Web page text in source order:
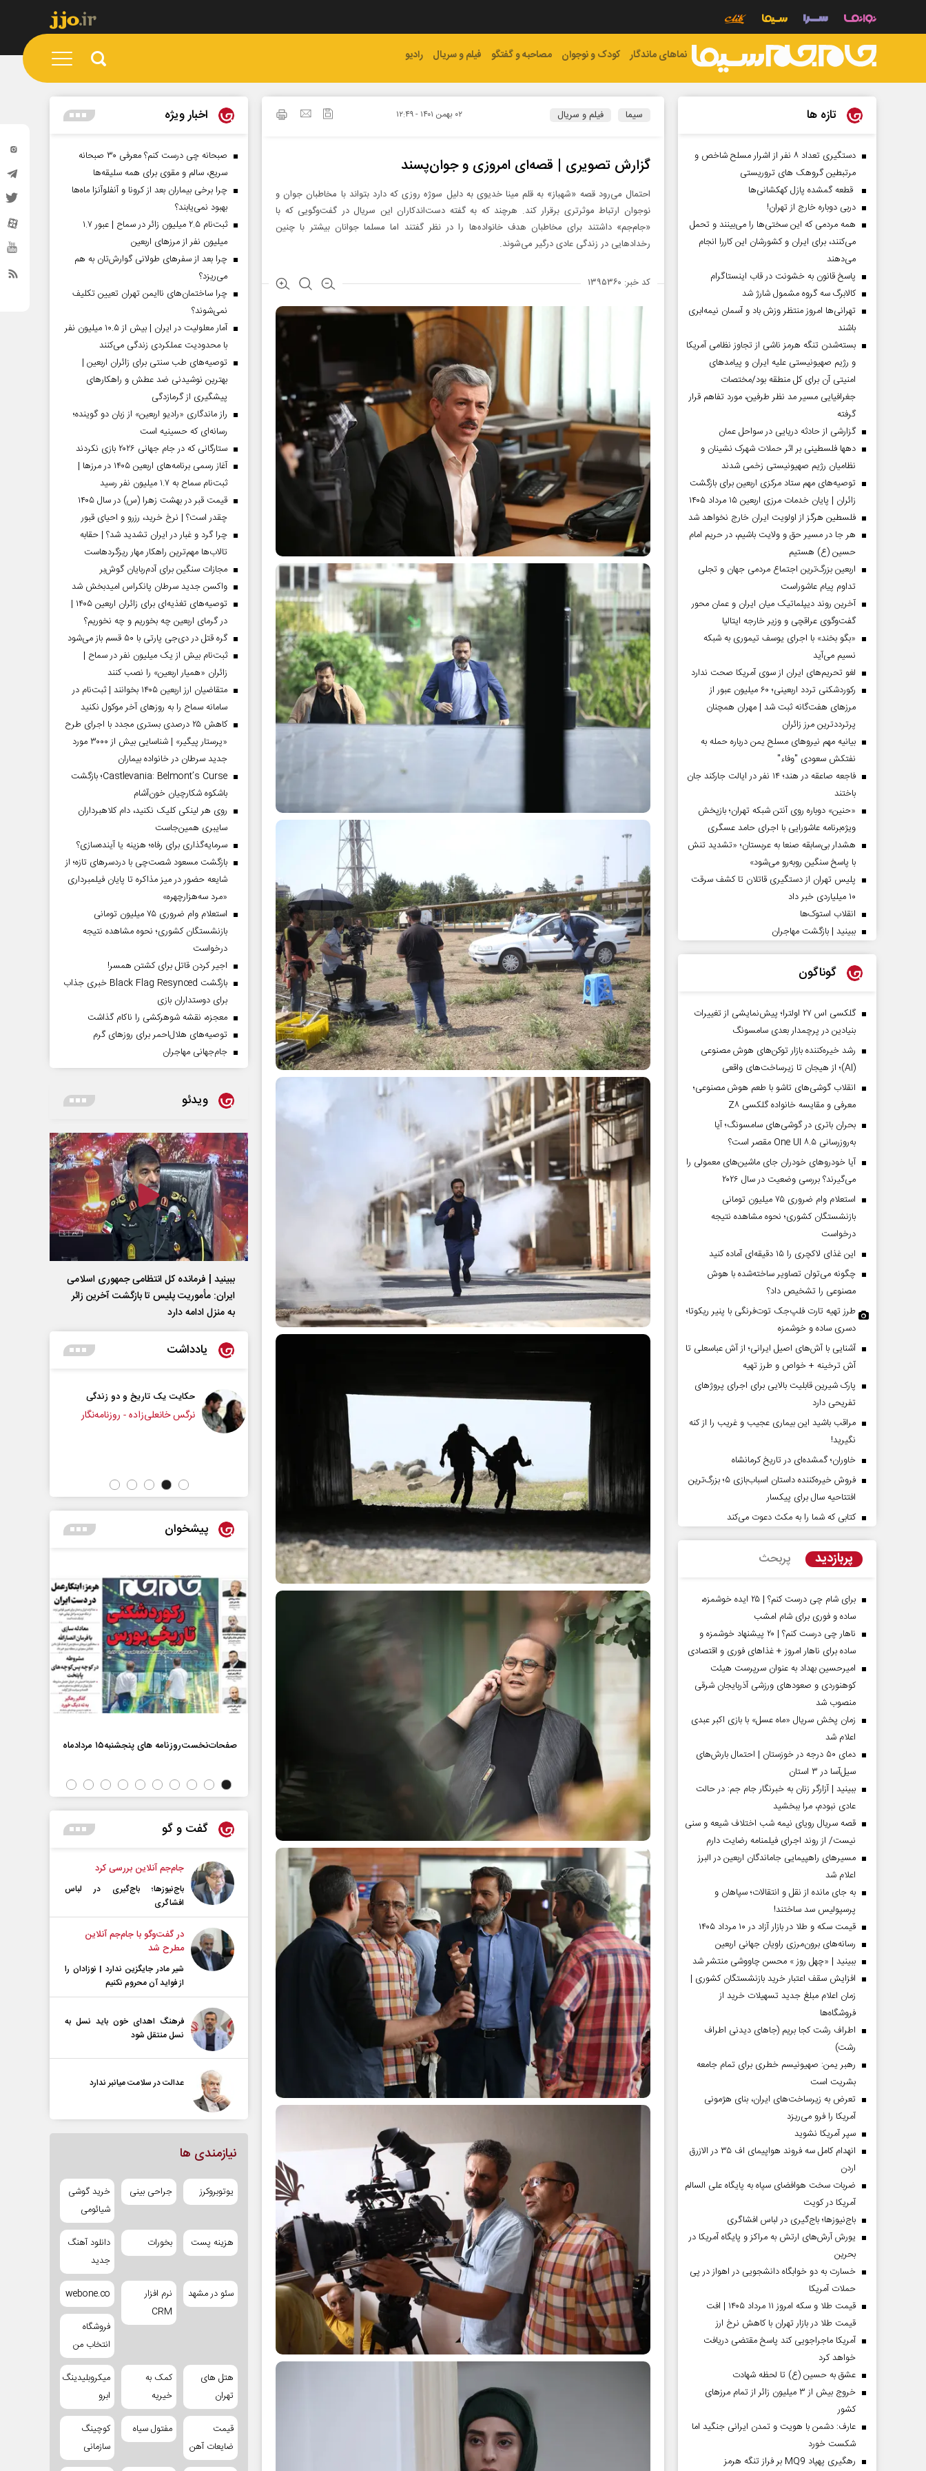
نماهای ماندگار کودک و نوجوان مصاحبه و گفتگو فیلم و سریال رادیو
سیما فیلم و سریال ۰۲ بهمن ۱۴۰۱ - ۱۲:۴۹
گزارش تصویری | قصه‌ای امروزی و جوان‌پسند
احتمال می‌رود قصه «شهباز» به قلم مینا خدیوی به دلیل سوژه روزی که دارد بتواند با مخاطبان جوان و
نوجوان ارتباط موثرتری برقرار کند. هرچند که به گفته دست‌اندکاران این سریال در گفت‌وگویی که با
«جام‌جم» داشتند برای مخاطبان هدف خانواده‌ها را در نظر گفتند اما مسلما جوانان بیشتر با چنین
رخدادهایی در زندگی عادی درگیر می‌شوند.
کد خبر: ۱۳۹۵۳۶۰
تازه ها
دستگیری تعداد ۸ نفر از اشرار مسلح شاخص و
مرتبطین گروهک های تروریستی
قطعه گمشده پازل کهکشانی‌ها
دربی دوباره خارج از تهران!
همه مردمی که این سختی‌ها را می‌بینند و تحمل
می‌کنند، برای ایران و کشورشان این کاررا انجام
می‌دهند
پاسخ قانون به خشونت در قاب اینستاگرام
کالابرگ سه گروه مشمول شارژ شد
تهرانی‌ها امروز منتظر وزش باد و آسمان نیمه‌ابری
باشند
بسته‌شدن تنگه هرمز ناشی از تجاوز نظامی آمریکا
و رژیم صهیونیستی علیه ایران و پیامد‌های
امنیتی آن برای کل منطقه بود/مختصات
جغرافیایی مسیر مد نظر طرفین، مورد تفاهم قرار
گرفته
گزارشی از حادثه دریایی در سواحل عمان
دهها فلسطینی بر اثر حملات شهرک نشینان و
نظامیان رژیم صهیونیستی زخمی شدند
توصیه‌های مهم ستاد مرکزی اربعین برای بازگشت
زائران | پایان خدمات مرزی اربعین ۱۵ مرداد ۱۴۰۵
فلسطین هرگز از اولویت ایران خارج نخواهد شد
هر جا در مسیر حق و ولایت باشیم، در حریم امام
حسین (ع) هستیم
اربعین بزرگ‌ترین اجتماع مردمی جهان و تجلی
تداوم پیام عاشوراست
آخرین روند دیپلماتیک میان ایران و عمان محور
گفت‌وگوی عراقچی و وزیر خارجه ایتالیا
«بگو بخند» با اجرای یوسف تیموری به شبکه
نسیم می‌آید
لغو تحریم‌های ایران از سوی آمریکا صحت ندارد
رکوردشکنی تردد اربعینی؛ ۶۰ میلیون عبور از
مرزهای هفت‌گانه ثبت شد | مهران همچنان
پرترددترین مرز زائران
بیانیه مهم نیروهای مسلح یمن درباره حمله به
نفتکش سعودی "وفاء"
فاجعه صاعقه در هند؛ ۱۴ نفر در ایالت جارکند جان
باختند
«حنین» دوباره روی آنتن شبکه تهران؛ بازپخش
ویژه‌برنامه عاشورایی با اجرای حامد عسگری
هشدار بی‌سابقه صنعا به عربستان؛ «تشدید تنش
با پاسخ سنگین روبه‌رو می‌شود»
پلیس تهران از دستگیری قاتلان تا کشف سرقت
۱۰ میلیاردی خبر داد
انقلاب استوک‌ها
ببینید | بازگشت مهاجران
گوناگون
گلکسی اس ۲۷ اولترا؛ پیش‌نمایشی از تغییرات
بنیادین در پرچمدار بعدی سامسونگ
رشد خیره‌کننده بازار توکن‌های هوش مصنوعی
(AI)؛ از هیجان تا زیرساخت‌های واقعی
انقلاب گوشی‌های تاشو‌ با طعم هوش مصنوعی؛
معرفی و مقایسه خانواده گلکسی Z۸
بحران باتری در گوشی‌های سامسونگ؛ آیا
به‌روزرسانی One UI ۸.۵ مقصر است؟
آیا خودروهای خودران جای ماشین‌های معمولی را
می‌گیرند؟ بررسی وضعیت در سال ۲۰۲۶
استعلام وام ضروری ۷۵ میلیون تومانی
بازنشستگان کشوری؛ نحوه مشاهده نتیجه
درخواست
این غذای لاکچری را ۱۵ دقیقه‌ای آماده کنید
چگونه می‌توان تصاویر ساخته‌شده با هوش
مصنوعی را تشخیص داد؟
طرز تهیه تارت فلپ‌جک توت‌فرنگی با پنیر ریکوتا؛
دسری ساده و خوشمزه
آشنایی با آش‌های اصیل ایرانی؛ از آش عباسعلی تا
آش ترخینه + خواص و طرز تهیه
پارک شیرین قابلیت‌ بالایی برای اجرای پروژهای
تفریحی دارد
مراقب باشید این بیماری عجیب و غریب را از کنه
نگیرید!
خاوران؛ گمشده‌ای در تاریخ کرمانشاه
فروش خیره‌کننده داستان اسباب‌بازی ۵؛ بزرگ‌ترین
افتتاحیه سال برای پیکسار
کتابی که شما را به مکث دعوت می‌کند
پربازدید پربحث
برای شام چی درست کنم؟ | ۲۵ ایده خوشمزه،
ساده و فوری برای شام امشب
ناهار چی درست کنم؟ | ۲۰ پیشنهاد خوشمزه و
ساده برای ناهار امروز + غذاهای فوری و اقتصادی
امیرحسین بهداد به عنوان سرپرست هیئت
کوهنوردی و صعودهای ورزشی آذربایجان شرقی
منصوب شد
زمان پخش سریال «ماه عسل» با بازی اکبر عبدی
اعلام شد
دمای ۵۰ درجه در خوزستان | احتمال بارش‌های
سیل‌آسا در ۳ استان
ببینید | آزارگر زنان به خبرنگار جام جم: در حالت
عادی نبودم، مرا ببخشید
قصه سریال رویای نیمه شب اختلاف شیعه و سنی
نیست/ از روند اجرای فیلمنامه رضایت دارم
مسیر‌های راهپیمایی جاماندگان اربعین در البرز
اعلام شد
به جای مانده از نقل و انتقالات؛ سپاهان و
پرسپولیس سد ساختند!
قیمت سکه و طلا در بازار آزاد در ۱۰ مرداد ۱۴۰۵
رسانه‌های برون‌مرزی راویان جهانی اربعین
ببینید | «چهل روز » محسن چاووشی منتشر شد
افزایش سقف اعتبار خرید بازنشستگان کشوری |
زمان اعلام مبلغ جدید تسهیلات خرید از
فروشگاه‌ها
اطراف رشت کجا بریم (جاهای دیدنی اطراف
رشت)
رهبر یمن: صهیونیسم خطری برای تمام جامعه
بشریت است
تعرض به زیرساخت‌های ایران، بنای هژمونی
آمریکا را فرو می‌ریزد
سپر آمریکا نشوید
انهدام کامل سه فروند هواپیمای اف ۳۵ در الازرق
اردن
ضربات سخت هوافضای سپاه به پایگاه علی السالم
آمریکا در کویت
باج‌نیوزها؛ باج‌گیری در لباس افشاگری
یورش آرش‌های ارتش به مراکز و پایگاه‌ آمریکا در
بحرین
خسارت به دو خوابگاه دانشجویی در اهواز در پی
حملات آمریکا
قیمت طلا و سکه امروز ۱۱ مرداد ۱۴۰۵ | افت
قیمت طلا در بازار تهران با کاهش نرخ ارز
آمریکا ماجراجویی کند پاسخ مقتضی دریافت
خواهد کرد
عشق به حسین (ع) تا لحظه شهادت
خروج بیش از ۳ میلیون زائر از تمام مرز‌های
کشور
عارف: دشمن با هویت و تمدن ایرانی جنگید اما
شکست خورد
رهگیری پهپاد MQ9 بر فراز تنگه هرمز
اخبار ویژه
صبحانه چی درست کنم؟ معرفی ۳۰ صبحانه
سریع، سالم و مقوی برای همه سلیقه‌ها
چرا برخی بیماران بعد از کرونا و آنفلوآنزا ماه‌ها
بهبود نمی‌یابند؟
ثبت‌نام ۲.۵ میلیون زائر در سماح | عبور ۱.۷
میلیون نفر از مرز‌های اربعین
چرا بعد از سفرهای طولانی گوارش‌تان به هم
می‌ریزد؟
چرا ساختمان‌های ناایمن تهران تعیین تکلیف
نمی‌شوند؟
آمار معلولیت در ایران | بیش از ۱۰.۵ میلیون نفر
با محدودیت عملکردی زندگی می‌کنند
توصیه‌های طب سنتی برای زائران اربعین |
بهترین نوشیدنی ضد عطش و راهکارهای
پیشگیری از گرمازدگی
راز ماندگاری «رادیو اربعین» از زبان دو گوینده؛
رسانه‌ای که حسینیه است
ستارگانی که در جام جهانی ۲۰۲۶ بازی نکردند
آغاز رسمی برنامه‌های اربعین ۱۴۰۵ در مرز‌ها |
ثبت‌نام سماح به ۱.۷ میلیون نفر رسید
قیمت قبر در بهشت زهرا (س) در سال ۱۴۰۵
چقدر است؟ | نرخ خرید، رزرو و احیای قبور
چرا گرد و غبار در ایران تشدید شد؟ | حقابه
تالاب‌ها مهم‌ترین راهکار مهار ریزگردهاست
مجازات سنگین برای آدم‌ربایان گوش‌بر
واکسن جدید سرطان پانکراس امیدبخش شد
توصیه‌های تغذیه‌ای برای زائران اربعین ۱۴۰۵ |
در گرمای اربعین چه بخوریم و چه نخوریم؟
گره قتل در دی‌جی پارتی با ۵۰ قسم باز می‌شود
ثبت‌نام بیش از یک میلیون نفر در سماح |
زائران «همیار اربعین» را نصب کنند
متقاضیان ارز اربعین ۱۴۰۵ بخوانند | ثبت‌نام در
سامانه سماح را به روز‌های آخر موکول نکنید
کاهش ۲۵ درصدی بستری مجدد با اجرای طرح
«پرستار پیگیر» | شناسایی بیش از ۳۰۰۰ مورد
جدید سرطان در خانواده بیماران
Castlevania: Belmont’s Curse؛ بازگشت
باشکوه شکارچیان خون‌آشام
روی هر لینکی کلیک نکنید، دام کلاهبرداران
سایبری همین‌جاست
سرمایه‌گذاری برای رفاه؛ هزینه یا آینده‌سازی؟
بازگشت مسعود شصت‌چی با دردسر‌های تازه؛ از
شایعه حضور در میز مذاکره تا پایان فیلمبرداری
«مرد سه‌هزارچهره»
استعلام وام ضروری ۷۵ میلیون تومانی
بازنشستگان کشوری؛ نحوه مشاهده نتیجه
درخواست
اجیر کردن قاتل برای کشتن همسر!
بازگشت Black Flag Resynced خبری جذاب
برای دوستداران بازی
معجزه، نقشه شوهرکشی را ناکام گذاشت
توصیه‌های هلال‌احمر برای روز‌های گرم
جام‌جهانی مهاجران
ویدئو
ببینید | فرمانده کل انتظامی جمهوری اسلامی
ایران­: مأموریت پلیس تا بازگشت آخرین زائر
به منزل ادامه دارد
یادداشت
کوتاه‏‌مدت و
مجلس
از باتلاق انرژی تا بن‌بست ترامپ
رضا سپهوند - سخنگوی کمیسیون انرژی مجلس
حکایت یک تاریخ و دو زندگی
نرگس خانعلی‌زاده - روزنامه‌نگار
چرایی عقب‌نشینی ترامپ؟
پیشخوان
صفحات نخست روزنامه ها‌ی‌سه‌شنبه ۶ مردادماه
صفحات نخست روزنامه ها‌ی یکشنبه ۴ مردادماه
صفحات نخست روزنامه ها‌ی شنبه ۳ مردادماه
صفحات‌نخست‌روزنامه ها‌ی پنجشنبه‌۱۵ مردادماه
گفت و گو
جام‌جم آنلاین بررسی کرد
باج‌نیوزها؛ باج‌گیری در لباس
افشاگری
در گفت‌و‌گو با جام‌جم آنلاین
مطرح شد
شیر مادر جایگزین ندارد | نوزادان را
از فواید آن محروم نکنیم
فرهنگ اهدای خون باید نسل به
نسل منتقل شود
عدالت در سلامت میانبر ندارد
نیازمندی ها
یوتوبروکرز جراحی بینی
خرید گوشی
شیائومی
هزینه پست بخورات
دانلود آهنگ
جدید
سئو در مشهد
نرم افزار
CRM
webone.co
فروشگاه
انتخاب من
هتل های
تهران
کمک به
خیریه
میکروبلیدینگ
ابرو
قیمت
ضایعات آهن
مفتول سیاه
کوچینگ
سازمانی